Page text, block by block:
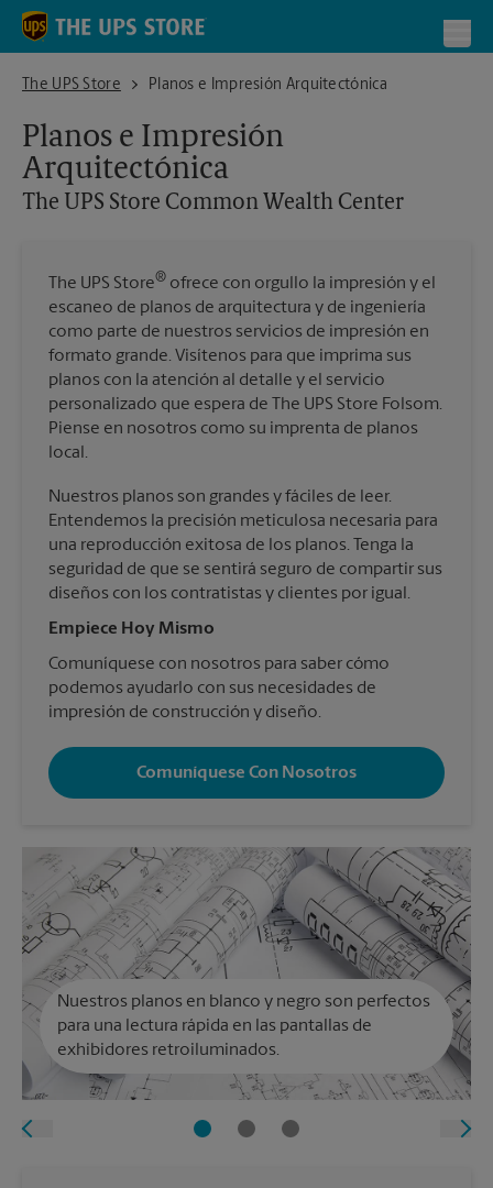
Skip to content
Return to Nav
The UPS Store
The UPS Store Common Wealth Center
Planos e Impresión Arquitectónica
Planos e Impresión
Arquitectónica
The UPS Store Common Wealth Center
The UPS Store® ofrece con orgullo la impresión y el
escaneo de planos de arquitectura y de ingeniería
como parte de nuestros servicios de impresión en
formato grande. Visítenos para que imprima sus
planos con la atención al detalle y el servicio
personalizado que espera de The UPS Store Folsom.
Piense en nosotros como su imprenta de planos
local.
Nuestros planos son grandes y fáciles de leer.
Entendemos la precisión meticulosa necesaria para
una reproducción exitosa de los planos. Tenga la
seguridad de que se sentirá seguro de compartir sus
diseños con los contratistas y clientes por igual.
Empiece Hoy Mismo
Comuníquese con nosotros para saber cómo
podemos ayudarlo con sus necesidades de
impresión de construcción y diseño.
Comuníquese Con Nosotros
Nuestros planos en blanco y negro son perfectos
para una lectura rápida en las pantallas de
exhibidores retroiluminados.